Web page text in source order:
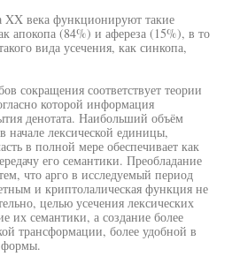
XX века функционируют такие
апокопа (84%) и афереза (15%), в то
вида усечения, как синкопа,
сокращения соответствует теории
которой информация
денотата. Наибольший объём
начале лексической единицы,
в полной мере обеспечивает как
его семантики. Преобладание
что арго в исследуемый период
и криптолалическая функция не
целью усечения лексических
их семантики, а создание более
трансформации, более удобной в
формы.